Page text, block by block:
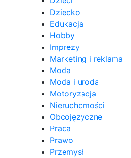
Dziecko
Edukacja
Hobby
Imprezy
Marketing i reklama
Moda
Moda i uroda
Motoryzacja
Nieruchomości
Obcojęzyczne
Praca
Prawo
Przemysł